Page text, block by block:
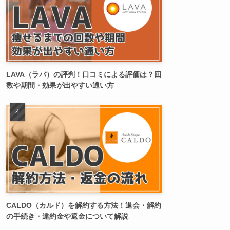
LAVA（ラバ）の評判！口コミによる評価は？回
数や期間・効果が出やすい通い方
CALDO（カルド）を解約する方法！退会・解約
の手続き・違約金や返金について解説